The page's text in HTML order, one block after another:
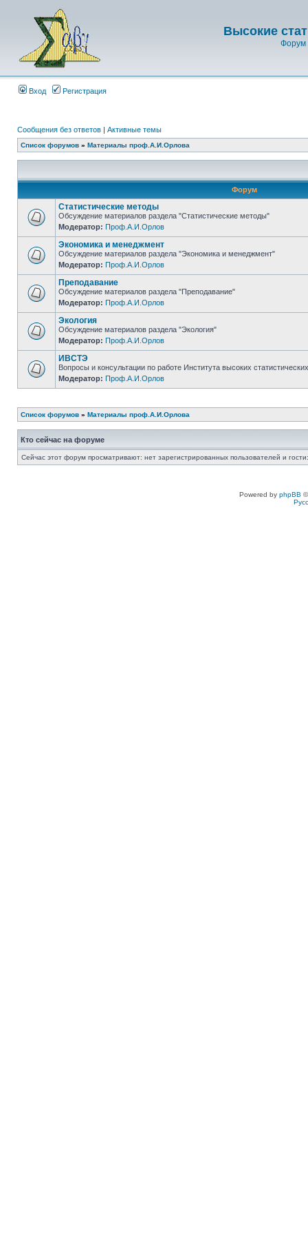
Высокие
Форум
Вход Регистрация
Сообщения без ответов | Активные темы
Список форумов » Материалы проф.А.И.Орлова
Форум
Статистические методы
Обсуждение материалов раздела "Статистические методы"
Модератор: Проф.А.И.Орлов
Экономика и менеджмент
Обсуждение материалов раздела "Экономика и менеджмент"
Модератор: Проф.А.И.Орлов
Преподавание
Обсуждение материалов раздела "Преподавание"
Модератор: Проф.А.И.Орлов
Экология
Обсуждение материалов раздела "Экология"
Модератор: Проф.А.И.Орлов
ИВСТЭ
Вопросы и консультации по работе Института высоких
Модератор: Проф.А.И.Орлов
Список форумов » Материалы проф.А.И.Орлова
Кто сейчас на форуме
Сейчас этот форум просматривают: нет зарегистрированных пользователей и
Powered by phpBB